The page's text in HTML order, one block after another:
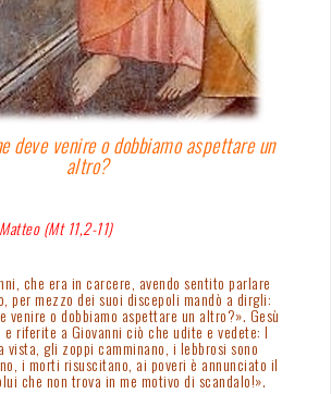
deve venire o dobbiamo aspettare un
altro?
(Mt 11,2-11)
che era in carcere, avendo sentito parlare
per mezzo dei suoi discepoli mandò a dirgli:
venire o dobbiamo aspettare un altro?». Gesù
riferite a Giovanni ciò che udite e vedete: I
gli zoppi camminano, i lebbrosi sono
i morti risuscitano, ai poveri è annunciato il
che non trova in me motivo di scandalo!».